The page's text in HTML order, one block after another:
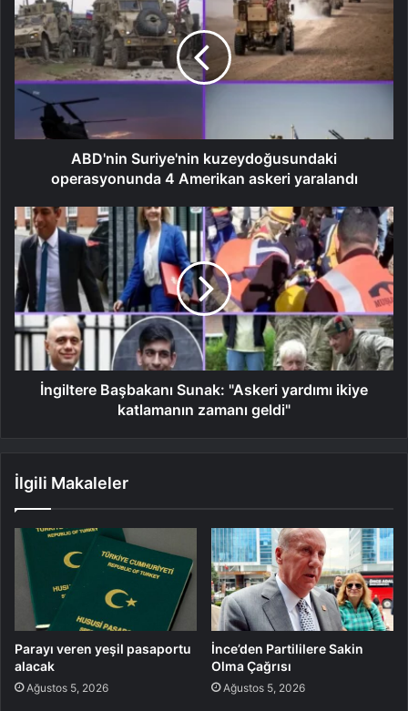
ABD'nin Suriye'nin kuzeydoğusundaki
operasyonunda 4 Amerikan askeri yaralandı
İngiltere Başbakanı Sunak: "Askeri yardımı ikiye
katlamanın zamanı geldi"
İlgili Makaleler
Parayı veren yeşil pasaportu
alacak
Ağustos 5, 2026
İnce’den Partililere Sakin
Olma Çağrısı
Ağustos 5, 2026